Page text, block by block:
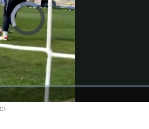
Video
Player
is
loading.